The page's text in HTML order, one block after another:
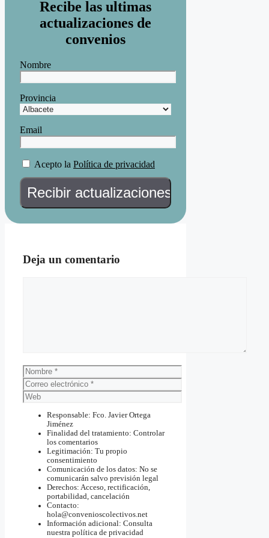
Recibe las ultimas
actualizaciones de
convenios
Nombre
Provincia
Email
Acepto la Política de privacidad
Deja un comentario
Nombre
Correo
electrónico
Web
Responsable: Fco. Javier Ortega
Jiménez
Finalidad del tratamiento: Controlar
los comentarios
Legitimación: Tu propio
consentimiento
Comunicación de los datos: No se
comunicarán salvo previsión legal
Derechos: Acceso, rectificación,
portabilidad, cancelación
Contacto:
hola@convenioscolectivos.net
Información adicional: Consulta
nuestra política de privacidad